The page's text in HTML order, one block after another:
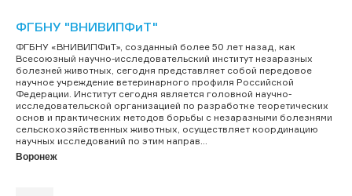
ФГБНУ "ВНИВИПФиТ"
ФГБНУ «ВНИВИПФиТ», созданный более 50 лет назад, как
Всесоюзный научно-исследовательский институт незаразных
болезней животных, сегодня представляет собой передовое
научное учреждение ветеринарного профиля Российской
Федерации. Институт сегодня является головной научно-
исследовательской организацией по разработке теоретических
основ и практических методов борьбы с незаразными болезнями
сельскохозяйственных животных, осуществляет координацию
научных исследований по этим направ...
Воронеж